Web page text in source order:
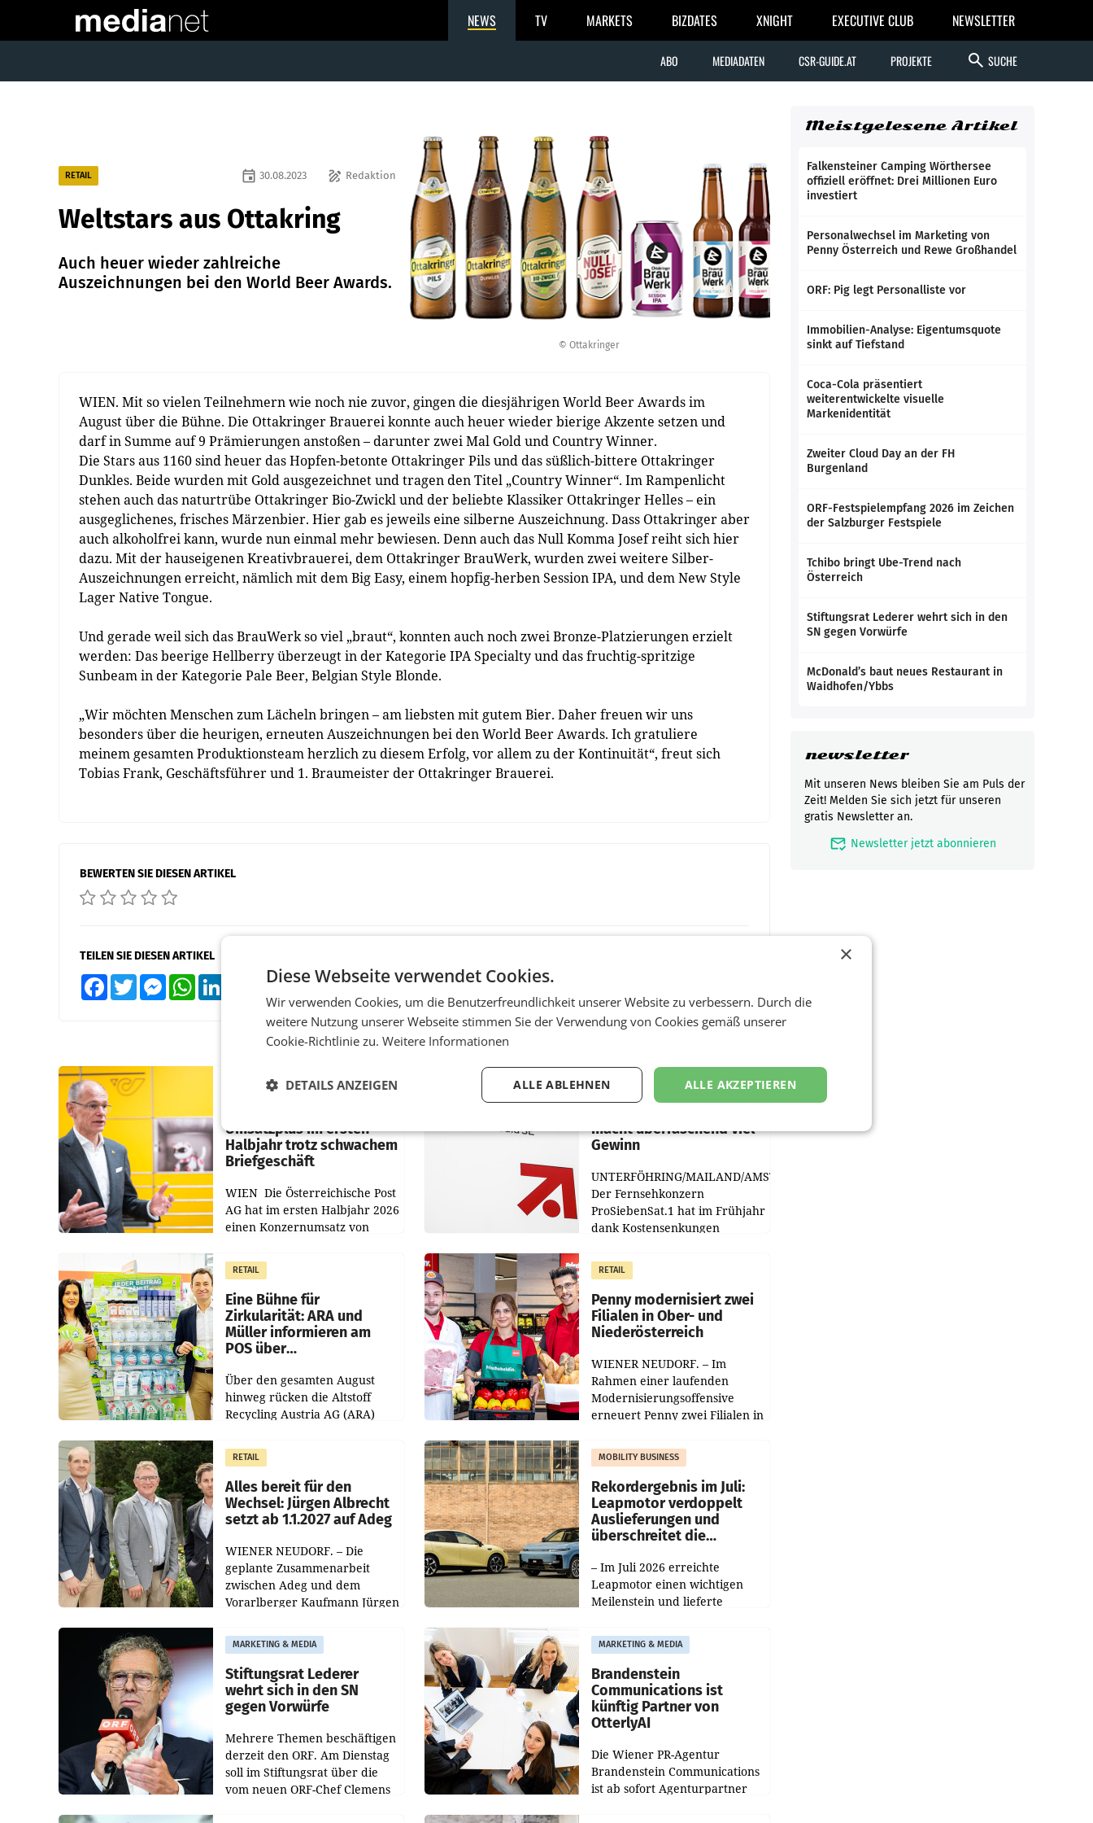
NEWS TV MARKETS BIZDATES XNIGHT EXECUTIVE CLUB NEWSLETTER
ABO MEDIADATEN CSR-GUIDE.AT PROJEKTE search SUCHE
© Ottakringer
RETAIL draw Redaktion
event 30.08.2023
Weltstars aus Ottakring
Auch heuer wieder zahlreiche
Auszeichnungen bei den World Beer Awards.
WIEN. Mit so vielen Teilnehmern wie noch nie zuvor, gingen die diesjährigen World Beer Awards im
August über die Bühne. Die Ottakringer Brauerei konnte auch heuer wieder bierige Akzente setzen und
darf in Summe auf 9 Prämierungen anstoßen – darunter zwei Mal Gold und Country Winner.
Die Stars aus 1160 sind heuer das Hopfen-betonte Ottakringer Pils und das süßlich-bittere Ottakringer
Dunkles. Beide wurden mit Gold ausgezeichnet und tragen den Titel „Country Winner“. Im Rampenlicht
stehen auch das naturtrübe Ottakringer Bio-Zwickl und der beliebte Klassiker Ottakringer Helles – ein
ausgeglichenes, frisches Märzenbier. Hier gab es jeweils eine silberne Auszeichnung. Dass Ottakringer aber
auch alkoholfrei kann, wurde nun einmal mehr bewiesen. Denn auch das Null Komma Josef reiht sich hier
dazu. Mit der hauseigenen Kreativbrauerei, dem Ottakringer BrauWerk, wurden zwei weitere Silber-
Auszeichnungen erreicht, nämlich mit dem Big Easy, einem hopfig-herben Session IPA, und dem New Style
Lager Native Tongue.
Und gerade weil sich das BrauWerk so viel „braut“, konnten auch noch zwei Bronze-Platzierungen erzielt
werden: Das beerige Hellberry überzeugt in der Kategorie IPA Specialty und das fruchtig-spritzige
Sunbeam in der Kategorie Pale Beer, Belgian Style Blonde.
„Wir möchten Menschen zum Lächeln bringen – am liebsten mit gutem Bier. Daher freuen wir uns
besonders über die heurigen, erneuten Auszeichnungen bei den World Beer Awards. Ich gratuliere
meinem gesamten Produktionsteam herzlich zu diesem Erfolg, vor allem zu der Kontinuität“, freut sich
Tobias Frank, Geschäftsführer und 1. Braumeister der Ottakringer Brauerei.
BEWERTEN SIE DIESEN ARTIKEL
TEILEN SIE DIESEN ARTIKEL
FacebookTwitter MessengerWhatsApp XING Teilen
PRIMENEWS
Umsatzplus im ersten
Halbjahr trotz schwachem
Briefgeschäft
WIEN Die Österreichische Post
AG hat im ersten Halbjahr 2026
einen Konzernumsatz von
erwirtschaftet, was einem Plus
von 3,8 Prozent gegenüber
dem Vergleichszeitraum
MARKETING & MEDIA
macht überraschend viel
Gewinn
UNTERFÖHRING/MAILAND/AMSTERDAM.
Der Fernsehkonzern
ProSiebenSat.1 hat im Frühjahr
dank Kostensenkungen
gemacht und die
Markterwartung deutlich
übertroffen.
RETAIL
Eine Bühne für
Zirkularität: ARA und
Müller informieren am
POS über
Über den gesamten August
hinweg rücken die Altstoff
Recycling Austria AG (ARA)
Müller die Initiative „Kreislauf-
Helden“ in allen
österreichischen Müller-Filialen
RETAIL
Penny modernisiert zwei
Filialen in Ober- und
Niederösterreich
WIENER NEUDORF. – Im
Rahmen einer laufenden
Modernisierungsoffensive
erneuert Penny zwei Filialen in
Die beiden Standorte liegen in
Haag sowie im rund
RETAIL
Alles bereit für den
Wechsel: Jürgen Albrecht
setzt ab 1.1.2027 auf Adeg
WIENER NEUDORF. – Die
geplante Zusammenarbeit
zwischen Adeg und dem
Vorarlberger Kaufmann Jürgen
freigegeben: Die
Bundeswettbewerbsbehörde
und der Bundeskartellanwalt
MOBILITY BUSINESS
Rekordergebnis im Juli:
Leapmotor verdoppelt
Auslieferungen und
überschreitet die
– Im Juli 2026 erreichte
Leapmotor einen wichtigen
Meilenstein und lieferte
aus, womit sich das Ergebnis
gegenüber Juli 2025 mehr als
verdoppelte (+102
MARKETING & MEDIA
Stiftungsrat Lederer
wehrt sich in den SN
gegen Vorwürfe
Mehrere Themen beschäftigen
derzeit den ORF. Am Dienstag
soll im Stiftungsrat über die
vom neuen ORF-Chef Clemens
MARKETING & MEDIA
Brandenstein
Communications ist
künftig Partner von
OtterlyAI
Die Wiener PR-Agentur
Brandenstein Communications
ist ab sofort Agenturpartner
Meistgelesene Artikel
Falkensteiner Camping Wörthersee
offiziell eröffnet: Drei Millionen Euro
investiert
Personalwechsel im Marketing von
Penny Österreich und Rewe Großhandel
ORF: Pig legt Personalliste vor
Immobilien-Analyse: Eigentumsquote
sinkt auf Tiefstand
Coca-Cola präsentiert
weiterentwickelte visuelle
Markenidentität
Zweiter Cloud Day an der FH
Burgenland
ORF-Festspielempfang 2026 im Zeichen
der Salzburger Festspiele
Tchibo bringt Ube-Trend nach
Österreich
Stiftungsrat Lederer wehrt sich in den
SN gegen Vorwürfe
McDonald’s baut neues Restaurant in
Waidhofen/Ybbs
newsletter
Mit unseren News bleiben Sie am Puls der
Zeit! Melden Sie sich jetzt für unseren
gratis Newsletter an.
mark_email_read Newsletter jetzt abonnieren
×
Diese Webseite verwendet Cookies.
Wir verwenden Cookies, um die Benutzerfreundlichkeit unserer Website zu verbessern. Durch die
weitere Nutzung unserer Webseite stimmen Sie der Verwendung von Cookies gemäß unserer
Cookie-Richtlinie zu. Weitere Informationen
ALLE AKZEPTIEREN
ALLE ABLEHNEN
DETAILS ANZEIGEN